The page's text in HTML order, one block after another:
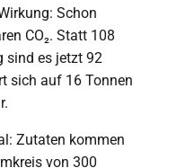
Schon
CO₂. Statt 108
sind es jetzt 92
sich auf 16 Tonnen
Zutaten kommen
von 300